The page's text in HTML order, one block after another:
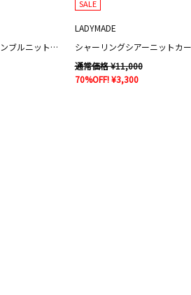
フリンジツイードアンサンブルニットワンピース
SALE
LADYMADE
シャーリングシアーニットカ
通常価格 ¥11,000
70%OFF! ¥3,300